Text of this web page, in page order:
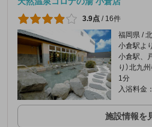
3.9点 / 16件
福岡県 /
小倉駅よ
小倉駅、
り）北九
1分
入浴料金
施設情報を